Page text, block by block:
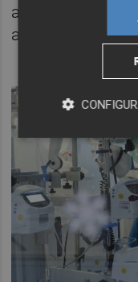
aún no se han
anteriores a la